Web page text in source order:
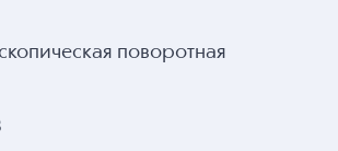
поворотная